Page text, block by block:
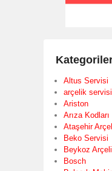
Altus Servisi
arçelik servisi
Ariston
Arıza Kodları
Ataşehir
Beko Servisi
Beykoz
Bosch